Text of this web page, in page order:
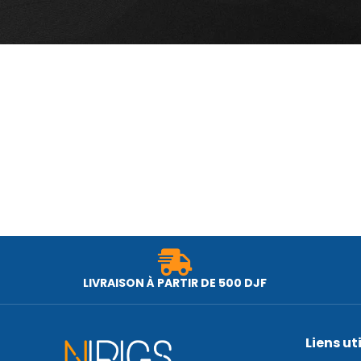
LIVRAISON À PARTIR DE 500 DJF
Liens